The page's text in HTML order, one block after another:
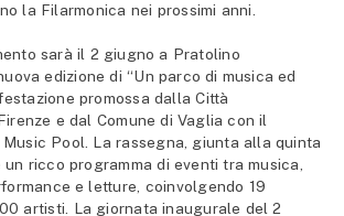
la Filarmonica nei prossimi anni.
sarà il 2 giugno a Pratolino
edizione di “Un parco di musica ed
promossa dalla Città
e dal Comune di Vaglia con il
Pool. La rassegna, giunta alla quinta
ricco programma di eventi tra musica,
e letture, coinvolgendo 19
artisti. La giornata inaugurale del 2